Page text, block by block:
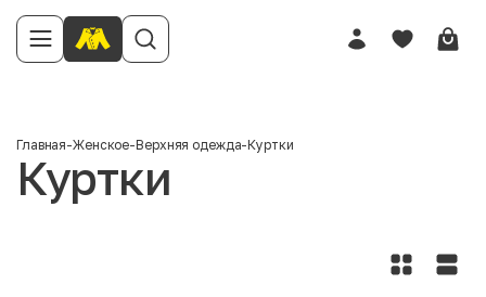
Главная-Женское-Верхняя одежда-Куртки
Куртки